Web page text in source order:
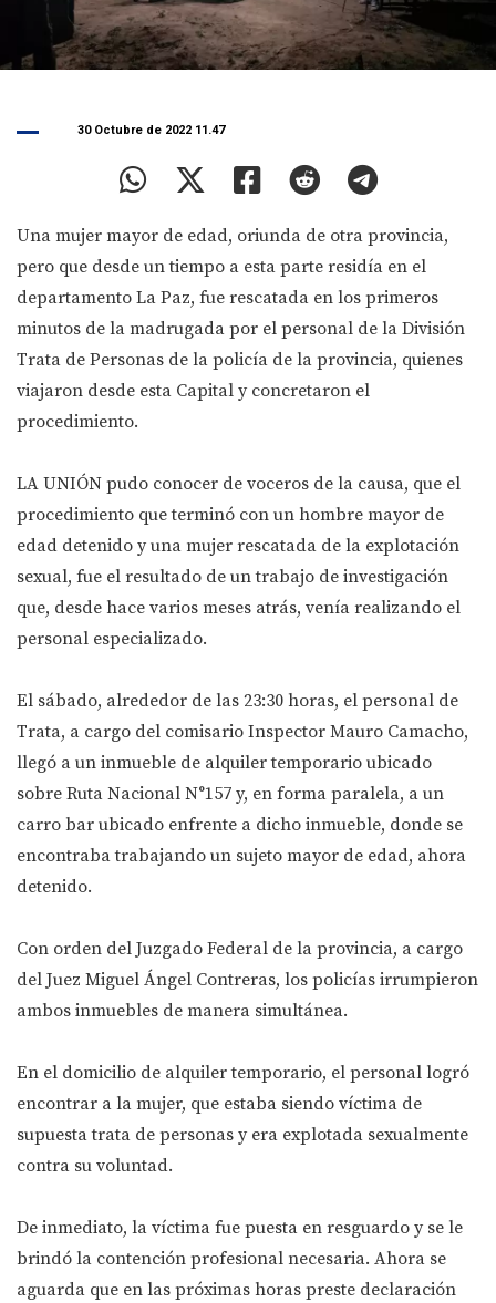
30 Octubre de 2022 11.47
Una mujer mayor de edad, oriunda de otra provincia,
pero que desde un tiempo a esta parte residía en el
departamento La Paz, fue rescatada en los primeros
minutos de la madrugada por el personal de la División
Trata de Personas de la policía de la provincia, quienes
viajaron desde esta Capital y concretaron el
procedimiento.
LA UNIÓN pudo conocer de voceros de la causa, que el
procedimiento que terminó con un hombre mayor de
edad detenido y una mujer rescatada de la explotación
sexual, fue el resultado de un trabajo de investigación
que, desde hace varios meses atrás, venía realizando el
personal especializado.
El sábado, alrededor de las 23:30 horas, el personal de
Trata, a cargo del comisario Inspector Mauro Camacho,
llegó a un inmueble de alquiler temporario ubicado
sobre Ruta Nacional N°157 y, en forma paralela, a un
carro bar ubicado enfrente a dicho inmueble, donde se
encontraba trabajando un sujeto mayor de edad, ahora
detenido.
Con orden del Juzgado Federal de la provincia, a cargo
del Juez Miguel Ángel Contreras, los policías irrumpieron
ambos inmuebles de manera simultánea.
En el domicilio de alquiler temporario, el personal logró
encontrar a la mujer, que estaba siendo víctima de
supuesta trata de personas y era explotada sexualmente
contra su voluntad.
De inmediato, la víctima fue puesta en resguardo y se le
brindó la contención profesional necesaria. Ahora se
aguarda que en las próximas horas preste declaración